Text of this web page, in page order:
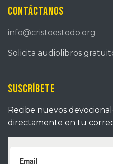
Contáctanos
info@cristoestodo.org
Solicita audiolibros
Suscríbete
Recibe nuevos
directamente en tu